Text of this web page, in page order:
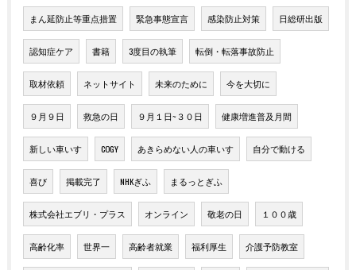
まん延防止等重点措置 緊急事態宣言 感染防止対策 日総研出版
認知症ケア 書籍 3度目の執筆 転倒・転落事故防止
取材依頼 ネットサイト 未来のために 今を大切に
９月９日 救急の日 ９月１日~３０日 健康増進普及月間
新しい車いす COGY あきらめない人の車いす 自分で動ける
喜び 掲載完了 NHKぎふ まるっとぎふ
株式会社エブリ・プラス オンライン 敬老の日 １００歳
高齢化率 世界一 高齢者就業 福利厚生 介護予防教室